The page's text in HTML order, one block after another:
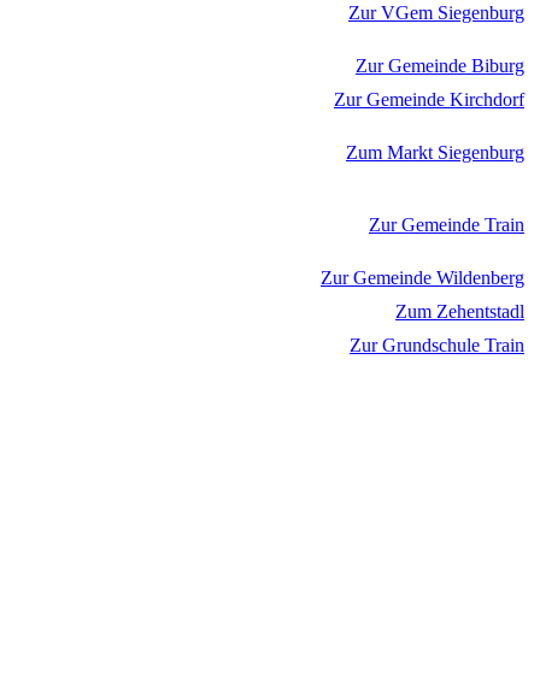
Zur VGem Siegenburg
Zur Gemeinde Biburg
Zur Gemeinde Kirchdorf
Zum Markt Siegenburg
Zur Gemeinde Train
Zur Gemeinde Wildenberg
Zum Zehentstadl
Zur Grundschule Train